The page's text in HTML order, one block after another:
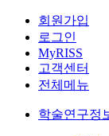
회원가입
로그인
MyRISS
고객센터
전체메뉴
학술연구정